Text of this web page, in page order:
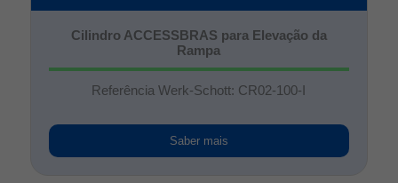
Cilindro ACCESSBRAS para Elevação da
Rampa
Referência Werk-Schott: CR02-100-I
Saber mais